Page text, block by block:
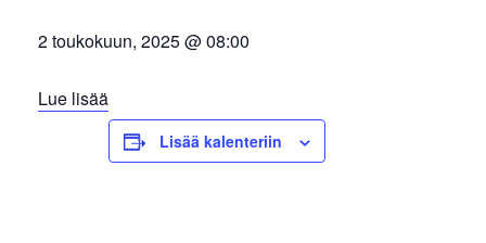
2 toukokuun, 2025 @ 08:00
Lue lisää
Lisää kalenteriin